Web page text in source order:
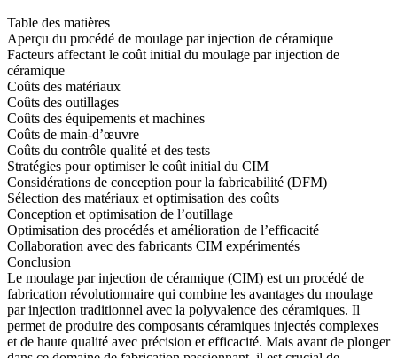
Table des matières
Aperçu du procédé de moulage par injection de céramique
Facteurs affectant le coût initial du moulage par injection de
céramique
Coûts des matériaux
Coûts des outillages
Coûts des équipements et machines
Coûts de main-d’œuvre
Coûts du contrôle qualité et des tests
Stratégies pour optimiser le coût initial du CIM
Considérations de conception pour la fabricabilité (DFM)
Sélection des matériaux et optimisation des coûts
Conception et optimisation de l’outillage
Optimisation des procédés et amélioration de l’efficacité
Collaboration avec des fabricants CIM expérimentés
Conclusion
Le moulage par injection de céramique (CIM) est un procédé de
fabrication révolutionnaire qui combine les avantages du moulage
par injection traditionnel avec la polyvalence des céramiques. Il
permet de produire des composants céramiques injectés complexes
et de haute qualité avec précision et efficacité. Mais avant de plonger